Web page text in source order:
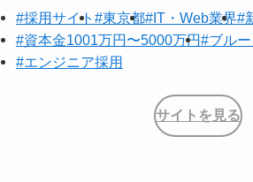
#採用サイト #東京都#IT・Web業界#
#資本金1001万円〜5000万円#ブル
#エンジニア採用
サイトを見る